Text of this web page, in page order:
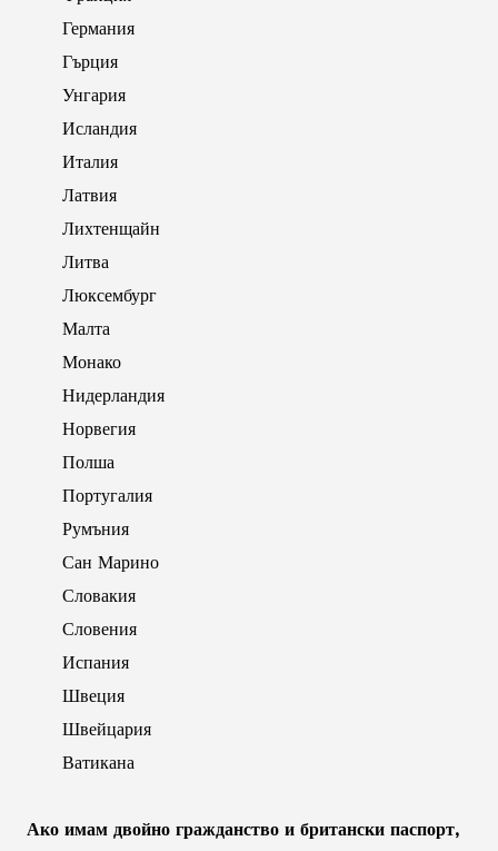
Германия
Гърция
Унгария
Исландия
Италия
Латвия
Лихтенщайн
Литва
Люксембург
Малта
Монако
Нидерландия
Норвегия
Полша
Португалия
Румъния
Сан Марино
Словакия
Словения
Испания
Швеция
Швейцария
Ватикана
Ако имам двойно гражданство и британски паспорт,